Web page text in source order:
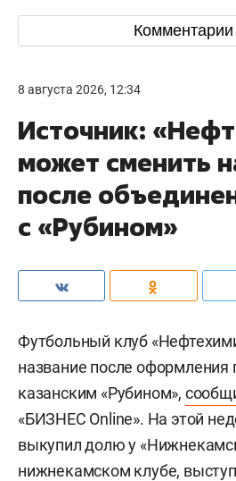
Комментарии
8 августа 2026, 12:34
Источник:
может сменить
после
с «Рубином»
Футбольный клуб
название после оформления
казанским «Рубином»,
«БИЗНЕС Online». На этой
выкупил долю у
нижнекамском клубе,